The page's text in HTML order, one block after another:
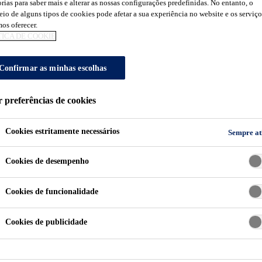
um bom assentamento de cerâmica
que pode ser usado tanto em ambientes
fazer um bom assentamento de cerâmica
para saber mais e alterar as nossas configurações predefinidas. No entanto, o
de alguns tipos de cookies pode afetar a sua experiência no website e os
oferecer.
DE COOKIE
as minhas escolhas
preferências de cookies
Cookies estritamente necessários Sempre
Cookies de desempenho
Cookies de funcionalidade
Cookies de publicidade